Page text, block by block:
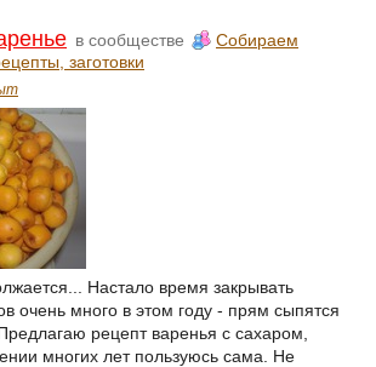
в сообществе
Собираем
заготовки
Настало время закрывать
очень много в этом году - прям сыпятся
рецепт варенья с сахаром,
многих лет пользуюсь сама. Не